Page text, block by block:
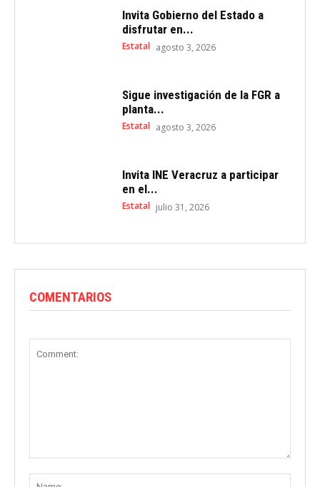
Invita Gobierno del Estado a
disfrutar en...
Estatal agosto 3, 2026
Sigue investigación de la FGR a
planta...
Estatal agosto 3, 2026
Invita INE Veracruz a participar
en el...
Estatal julio 31, 2026
COMENTARIOS